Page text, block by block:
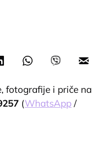
fotografije i priče na
(WhatsApp /